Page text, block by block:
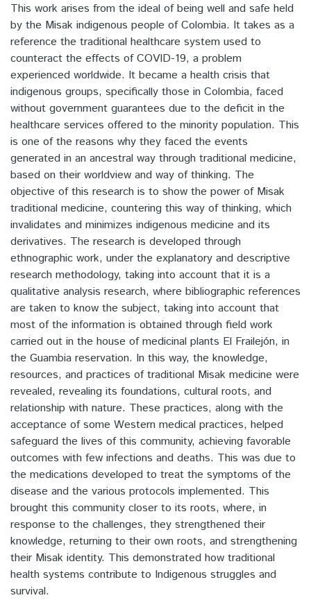
This work arises from the ideal of being well and safe held
by the Misak indigenous people of Colombia. It takes as a
reference the traditional healthcare system used to
counteract the effects of COVID-19, a problem
experienced worldwide. It became a health crisis that
indigenous groups, specifically those in Colombia, faced
without government guarantees due to the deficit in the
healthcare services offered to the minority population. This
is one of the reasons why they faced the events
generated in an ancestral way through traditional medicine,
based on their worldview and way of thinking. The
objective of this research is to show the power of Misak
traditional medicine, countering this way of thinking, which
invalidates and minimizes indigenous medicine and its
derivatives. The research is developed through
ethnographic work, under the explanatory and descriptive
research methodology, taking into account that it is a
qualitative analysis research, where bibliographic references
are taken to know the subject, taking into account that
most of the information is obtained through field work
carried out in the house of medicinal plants El Frailejón, in
the Guambia reservation. In this way, the knowledge,
resources, and practices of traditional Misak medicine were
revealed, revealing its foundations, cultural roots, and
relationship with nature. These practices, along with the
acceptance of some Western medical practices, helped
safeguard the lives of this community, achieving favorable
outcomes with few infections and deaths. This was due to
the medications developed to treat the symptoms of the
disease and the various protocols implemented. This
brought this community closer to its roots, where, in
response to the challenges, they strengthened their
knowledge, returning to their own roots, and strengthening
their Misak identity. This demonstrated how traditional
health systems contribute to Indigenous struggles and
survival.